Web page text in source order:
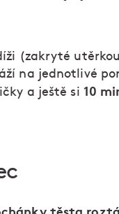
(zakryté
na jednotlivé
a ještě si 10